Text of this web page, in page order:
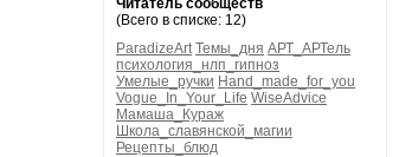
Читатель сообществ
(Всего в списке: 12)
ParadizeArt Темы_дня АРТ_АРТель
психология_нлп_гипноз
Умелые_ручки Hand_made_for_you
Vogue_In_Your_Life WiseAdvice
Мамаша_Кураж
Школа_славянской_магии
Рецепты_блюд